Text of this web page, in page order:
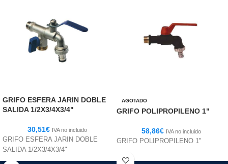
GRIFO ESFERA JARIN DOBLE
SALIDA 1/2X3/4X3/4"
30,51€ IVA no incluido
GRIFO ESFERA JARIN DOBLE
SALIDA 1/2X3/4X3/4"
AGOTADO
GRIFO POLIPROPILENO 1"
58,86€ IVA no incluido
GRIFO POLIPROPILENO 1"